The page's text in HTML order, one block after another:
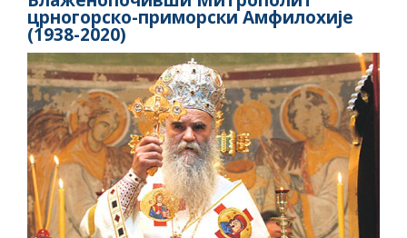
црногорско-приморски Амфилохије
(1938-2020)